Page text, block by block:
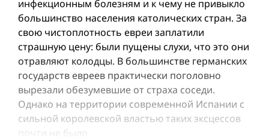
инфекционным болезням и к чему не привыкло
большинство населения католических стран. За
свою чистоплотность евреи заплатили
страшную цену: были пущены слухи, что это они
отравляют колодцы. В большинстве германских
государств евреев практически поголовно
вырезали обезумевшие от страха соседи.
Однако на территории современной Испании с
сильной королевской властью таких эксцессов
почти не было.